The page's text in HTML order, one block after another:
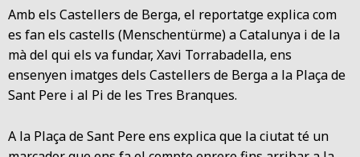
Amb els Castellers de Berga, el reportatge explica com
es fan els castells (Menschentürme) a Catalunya i de la
mà del qui els va fundar, Xavi Torrabadella, ens
ensenyen imatges dels Castellers de Berga a la Plaça de
Sant Pere i al Pi de les Tres Branques.
A la Plaça de Sant Pere ens explica que la ciutat té un